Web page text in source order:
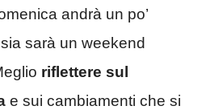
andrà un po’
sarà un weekend
riflettere sul
e sui cambiamenti che si